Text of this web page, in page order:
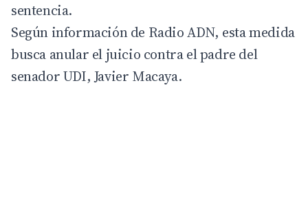
sentencia.
Según información de Radio ADN, esta medida
busca anular el juicio contra el padre del
senador UDI,Javier Macaya.